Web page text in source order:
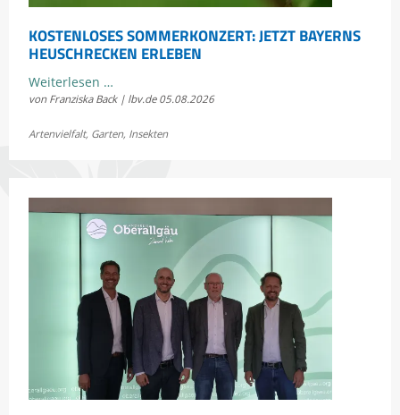
KOSTENLOSES SOMMERKONZERT: JETZT BAYERNS
HEUSCHRECKEN ERLEBEN
Weiterlesen …
Sommerkonzert:
Bayerns
von Franziska Back | lbv.de 05.08.2026
Artenvielfalt, Garten, Insekten